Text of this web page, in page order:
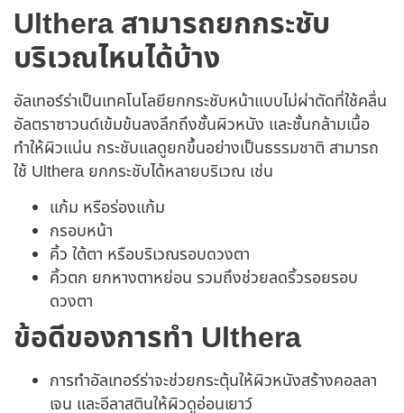
Ulthera สามารถยกกระชับ
บริเวณไหนได้บ้าง
อัลเทอร์ร่าเป็นเทคโนโลยียกกระชับหน้าแบบไม่ผ่าตัดที่ใช้คลื่น
อัลตราซาวนด์เข้มข้นลงลึกถึงชั้นผิวหนัง และชั้นกล้ามเนื้อ
ทำให้ผิวแน่น กระชับแลดูยกขึ้นอย่างเป็นธรรมชาติ สามารถ
ใช้ Ulthera ยกกระชับได้หลายบริเวณ เช่น
แก้ม หรือร่องแก้ม
กรอบหน้า
คิ้ว ใต้ตา หรือบริเวณรอบดวงตา
คิ้วตก ยกหางตาหย่อน รวมถึงช่วยลดริ้วรอยรอบ
ดวงตา
ข้อดีของการทำ Ulthera
การทำอัลเทอร์ร่าจะช่วยกระตุ้นให้ผิวหนังสร้างคอลลา
เจน และอีลาสตินให้ผิวดูอ่อนเยาว์